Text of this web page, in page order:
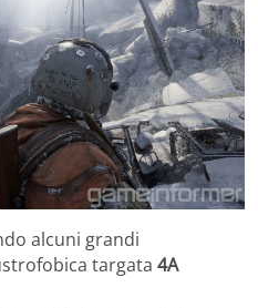
alcuni grandi
targata 4A